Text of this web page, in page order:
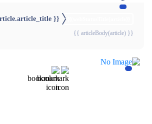
{{ article.article_title }}
{{ articleBody(article) }}